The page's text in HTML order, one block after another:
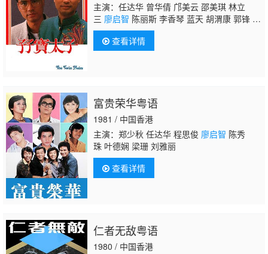
主演：任达华 曾华倩 邝美云 邵美琪 林立
三 廖启智 陈丽斯 李香琴 蓝天 胡渭康 郭锋 吴
孟达 鲍方 黄一飞 廖安丽 陈嘉贤 孙季卿 朱铁
和 谭一清 俞明 何贵林 许逸华 上官玉 梅兰 博
君 吴华山 曹济 梁少狄 吴家丽 曾道美 曾慧
查看详情
富贵荣华粤语
1981 / 中国香港
主演：郑少秋 任达华 程思俊 廖启智 陈秀
珠 叶德娴 梁珊 刘雅丽
查看详情
仁者无敌粤语
1980 / 中国香港